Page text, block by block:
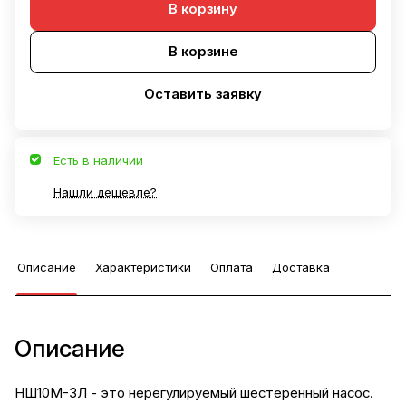
В корзину
В корзине
Оставить заявку
Есть в наличии
Нашли дешевле?
Описание Характеристики Оплата Доставка
Описание
НШ10М-3Л - это нерегулируемый шестеренный насос.